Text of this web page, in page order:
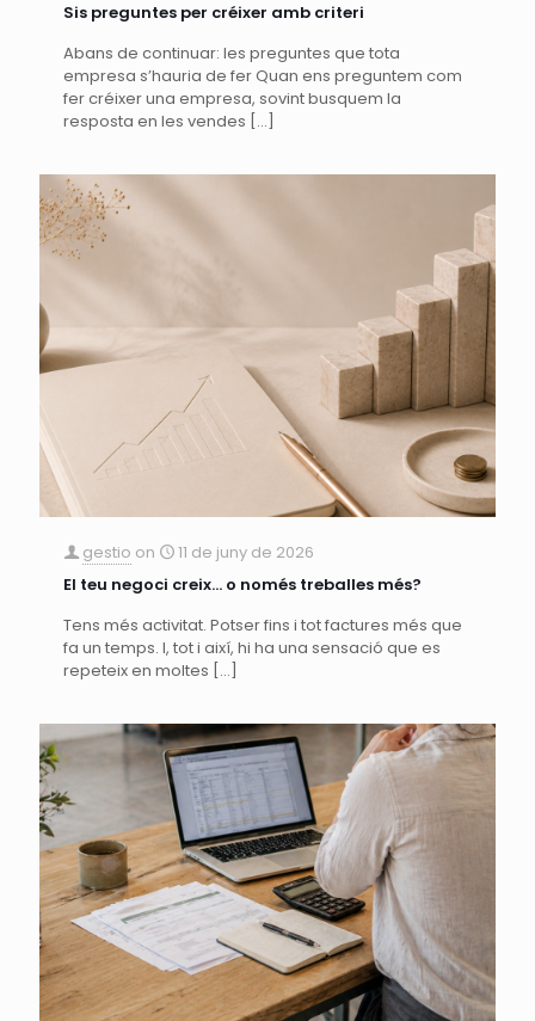
Sis preguntes per créixer amb criteri
Abans de continuar: les preguntes que tota
empresa s’hauria de fer Quan ens preguntem com
fer créixer una empresa, sovint busquem la
resposta en les vendes […]
gestio on
11 de juny de 2026
El teu negoci creix… o només treballes més?
Tens més activitat. Potser fins i tot factures més que
fa un temps. I, tot i així, hi ha una sensació que es
repeteix en moltes […]